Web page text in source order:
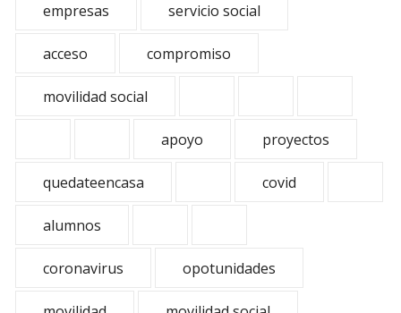
empresas servicio social
acceso compromiso
movilidad social
apoyo proyectos
quedateencasa covid
alumnos
coronavirus opotunidades